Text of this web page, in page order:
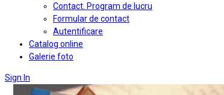
Contact. Program de lucru
Formular de contact
Autentificare
Catalog online
Galerie foto
Sign In